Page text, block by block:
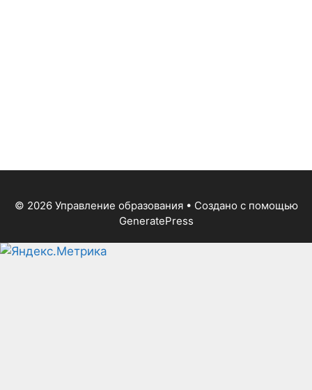
© 2026 Управление образования• Создано с помощью
GeneratePress